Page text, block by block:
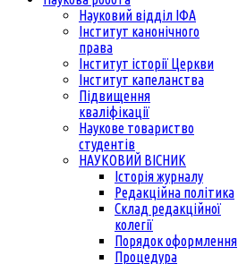
Науковий відділ ІФА
Інститут канонічного
права
Інститут історії Церкви
Інститут капеланства
Підвищення
кваліфікації
Наукове товариство
студентів
НАУКОВИЙ ВІСНИК
Історія журналу
Редакційна політика
Склад редакційної
колегії
Порядок оформлення
Процедура